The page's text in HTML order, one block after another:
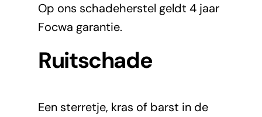
Op ons schadeherstel geldt 4 jaar
Focwa garantie.
Ruitschade
Een sterretje, kras of barst in de